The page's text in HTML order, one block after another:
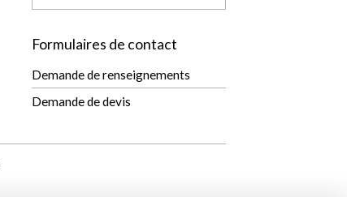
Formulaires de contact
Demande de renseignements
Demande de devis